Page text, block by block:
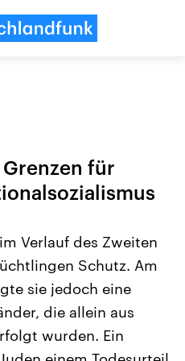
aus
USA
Aktuelle Beiträge,
Hintergründe
Wirtschaftlich und
gehören die Vereinigten
den mächtigsten Ländern
mit großem Einfluss auf
für
Verlauf des Zweiten
Schutz. Am
sie jedoch eine
die allein aus
wurden. Ein